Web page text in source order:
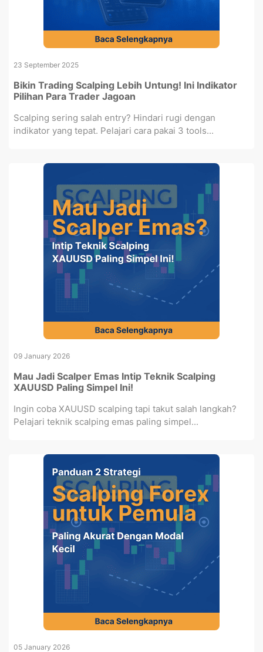
23 September 2025
Bikin Trading Scalping Lebih Untung! Ini Indikator
Pilihan Para Trader Jagoan
Scalping sering salah entry? Hindari rugi dengan
indikator yang tepat. Pelajari cara pakai 3 tools...
09 January 2026
Mau Jadi Scalper Emas Intip Teknik Scalping
XAUUSD Paling Simpel Ini!
Ingin coba XAUUSD scalping tapi takut salah langkah?
Pelajari teknik scalping emas paling simpel...
05 January 2026